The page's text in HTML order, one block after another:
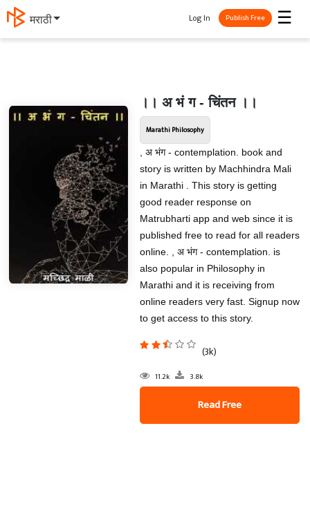
मराठी ☰
Log In Publish Free
।। अ भं ग - चिंतन ।।
Marathi Philosophy
, अ भंग - contemplation. book and
story is written by Machhindra Mali
in Marathi . This story is getting
good reader response on
Matrubharti app and web since it is
published free to read for all readers
online. , अ भंग - contemplation. is
also popular in Philosophy in
Marathi and it is receiving from
online readers very fast. Signup now
to get access to this story.
(3k)
11.2k 3.8k
Read Free